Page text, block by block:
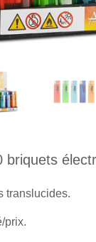
briquets
translucides.
prix.